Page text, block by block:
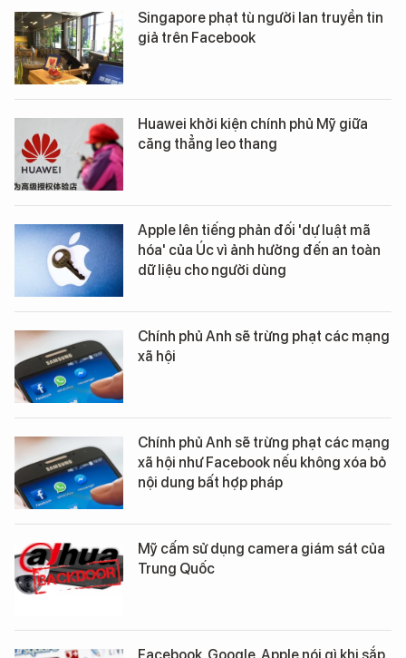
Singapore phạt tù người lan truyền tin
giả trên Facebook
Huawei khởi kiện chính phủ Mỹ giữa
căng thẳng leo thang
Apple lên tiếng phản đối 'dự luật mã
hóa' của Úc vì ảnh hưởng đến an toàn
dữ liệu cho người dùng
Chính phủ Anh sẽ trừng phạt các mạng
xã hội
Chính phủ Anh sẽ trừng phạt các mạng
xã hội như Facebook nếu không xóa bỏ
nội dung bất hợp pháp
Mỹ cấm sử dụng camera giám sát của
Trung Quốc